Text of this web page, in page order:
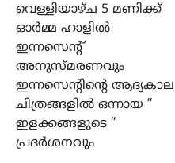
വെള്ളിയാഴ്ച 5 മണിക്ക്
ഓർമ്മ ഹാളിൽ
ഇന്നസെന്റ്
അനുസ്മരണവും
ഇന്നസെന്റിന്റെ ആദ്യകാല
ചിത്രങ്ങളിൽ ഒന്നായ ”
ഇളക്കങ്ങളുടെ ”
പ്രദർശനവും